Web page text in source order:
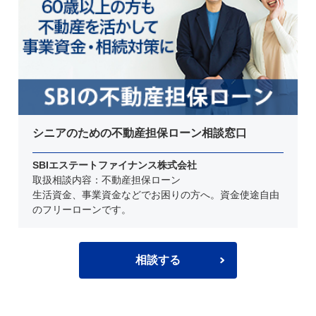
シニアのための不動産担保ローン相談窓口
SBIエステートファイナンス株式会社
取扱相談内容：不動産担保ローン
生活資金、事業資金などでお困りの方へ。資金使途自由
のフリーローンです。
相談する